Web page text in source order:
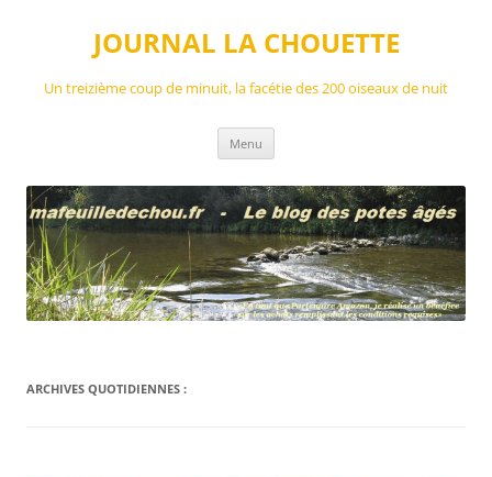
JOURNAL LA CHOUETTE
Un treizième coup de minuit, la facétie des 200 oiseaux de nuit
Menu
ARCHIVES QUOTIDIENNES :